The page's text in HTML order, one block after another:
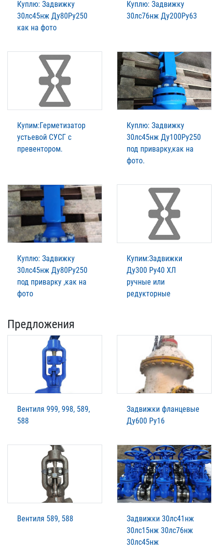
Куплю: Задвижку
30лс45нж Ду80Ру250
как на фото
Куплю: Задвижку
30лс76нж Ду200Ру63
Купим:Герметизатор
устьевой СУСГ с
превентором.
Куплю: Задвижку
30лс45нж Ду100Ру250
под приварку,как на
фото.
Куплю: Задвижку
30лс45нж Ду80Ру250
под приварку ,как на
фото
Купим:Задвижки
Ду300 Ру40 ХЛ
ручные или
редукторные
Предложения
Вентиля 999, 998, 589,
588
Задвижки фланцевые
Ду600 Ру16
Вентиля 589, 588
Задвижки 30лс41нж
30лс15нж 30лс76нж
30лс45нж